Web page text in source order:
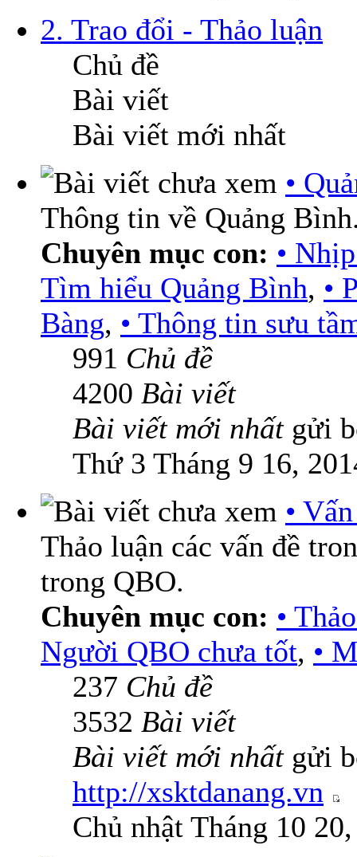
2. Trao đổi - Thảo luận
Chủ đề
Bài viết
Bài viết mới nhất
•
Thông tin về Quảng
Chuyên mục con: •
Tìm hiểu Quảng Bình, •
Bàng, • Thông tin sưu
991 Chủ đề
4200 Bài viết
Bài viết mới nhấtgửi
Thứ 3 Tháng 9 16,
•
Thảo luận các vấn đề
trong QBO.
Chuyên mục con: •
Người QBO chưa tốt, •
237 Chủ đề
3532 Bài viết
Bài viết mới nhấtgửi
http://xsktdanang.vn
Chủ nhật Tháng 10